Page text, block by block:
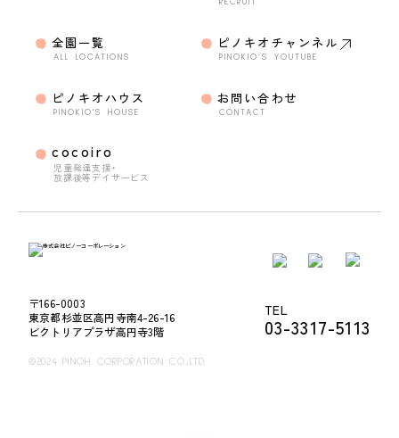
〒166-0003
東京都杉並区高円寺南4-26-16
ビクトリアプラザ高円寺3階
TEL
03-3317-5113
©2024 PINOH CORPORATION CO.,LTD.
全園一覧
ALL LOCATIONS
ピノキオハウス
PINOKIO'S HOUSE
cocoiro
児童発達支援・
放課後等デイサービス
RECRUIT
ピノキオチャンネル
PINOKIO’S YOUTUBE
お問い合わせ
CONTACT